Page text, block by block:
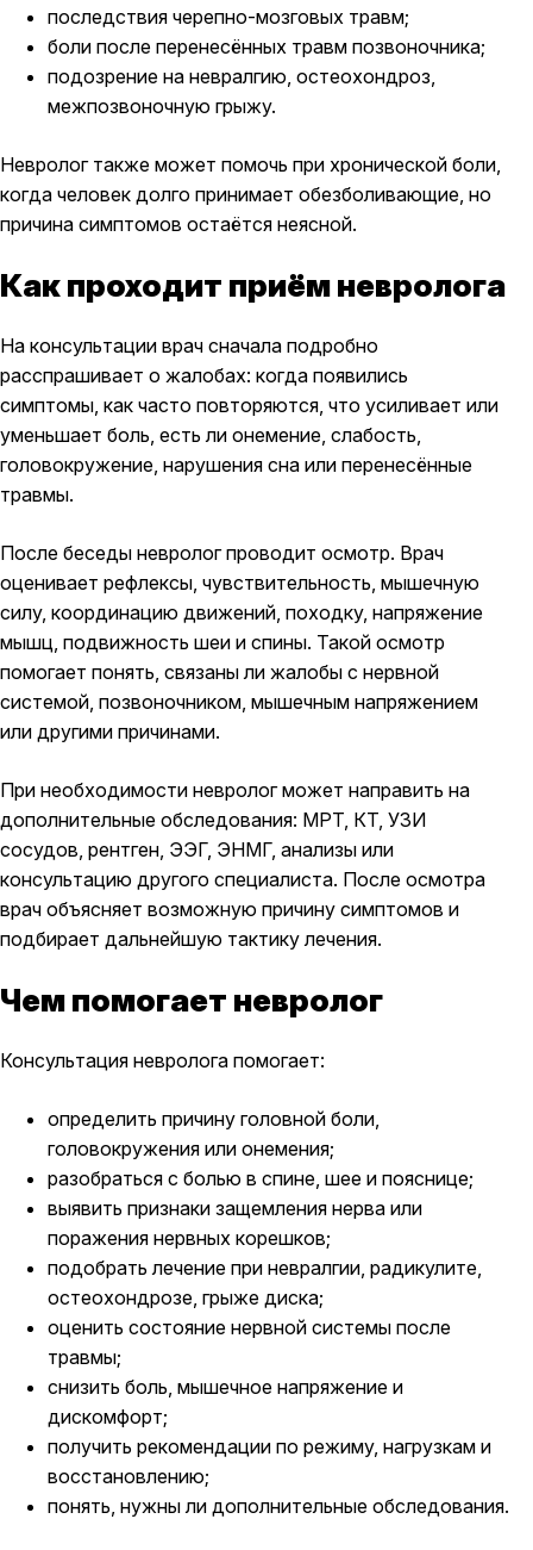
последствия черепно-мозговых травм;
боли после перенесённых травм позвоночника;
подозрение на невралгию, остеохондроз,
межпозвоночную грыжу.
Невролог также может помочь при хронической боли,
когда человек долго принимает обезболивающие, но
причина симптомов остаётся неясной.
Как проходит приём невролога
На консультации врач сначала подробно
расспрашивает о жалобах: когда появились
симптомы, как часто повторяются, что усиливает или
уменьшает боль, есть ли онемение, слабость,
головокружение, нарушения сна или перенесённые
травмы.
После беседы невролог проводит осмотр. Врач
оценивает рефлексы, чувствительность, мышечную
силу, координацию движений, походку, напряжение
мышц, подвижность шеи и спины. Такой осмотр
помогает понять, связаны ли жалобы с нервной
системой, позвоночником, мышечным напряжением
или другими причинами.
При необходимости невролог может направить на
дополнительные обследования: МРТ, КТ, УЗИ
сосудов, рентген, ЭЭГ, ЭНМГ, анализы или
консультацию другого специалиста. После осмотра
врач объясняет возможную причину симптомов и
подбирает дальнейшую тактику лечения.
Чем помогает невролог
Консультация невролога помогает:
определить причину головной боли,
головокружения или онемения;
разобраться с болью в спине, шее и пояснице;
выявить признаки защемления нерва или
поражения нервных корешков;
подобрать лечение при невралгии, радикулите,
остеохондрозе, грыже диска;
оценить состояние нервной системы после
травмы;
снизить боль, мышечное напряжение и
дискомфорт;
получить рекомендации по режиму, нагрузкам и
восстановлению;
понять, нужны ли дополнительные обследования.